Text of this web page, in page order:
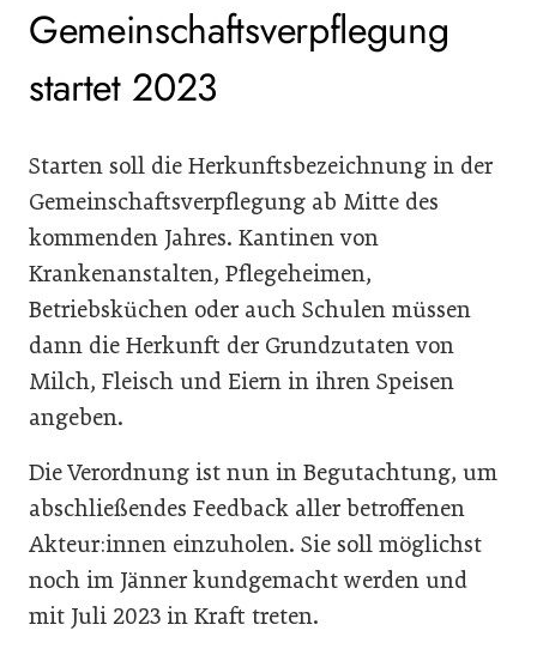
Gemeinschaftsverpflegung
startet 2023
Starten soll die Herkunftsbezeichnung in der
Gemeinschaftsverpflegung ab Mitte des
kommenden Jahres. Kantinen von
Krankenanstalten, Pflegeheimen,
Betriebsküchen oder auch Schulen müssen
dann die Herkunft der Grundzutaten von
Milch, Fleisch und Eiern in ihren Speisen
angeben.
Die Verordnung ist nun in Begutachtung, um
abschließendes Feedback aller betroffenen
Akteur:innen einzuholen. Sie soll möglichst
noch im Jänner kundgemacht werden und
mit Juli 2023 in Kraft treten.